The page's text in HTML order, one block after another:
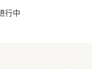
行中